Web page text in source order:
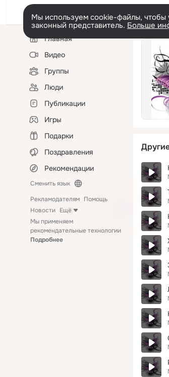
Мы используем cookie-файлы, чтобы
законный представитель. Больше
Левая
колонкаГлавная
Видео
Группы
Люди
Публикации
Игры
Подарки
Поздравления
Рекомендации
Сменить язык
Рекламодателям Помощь
Новости Ещё
Мы применяем
рекомендательные технологии
Подробнее